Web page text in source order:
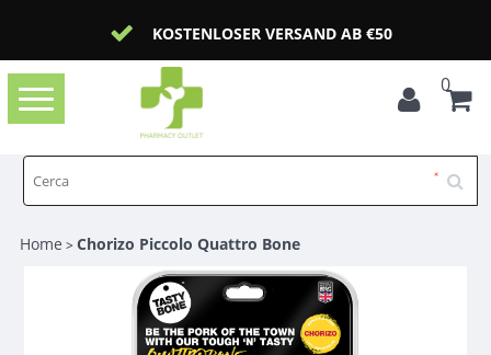
KOSTENLOSER VERSAND AB €50
Toggle
navigation
0
Home >Chorizo ​​Piccolo Quattro Bone